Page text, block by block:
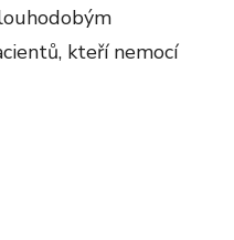
kteří nemocí